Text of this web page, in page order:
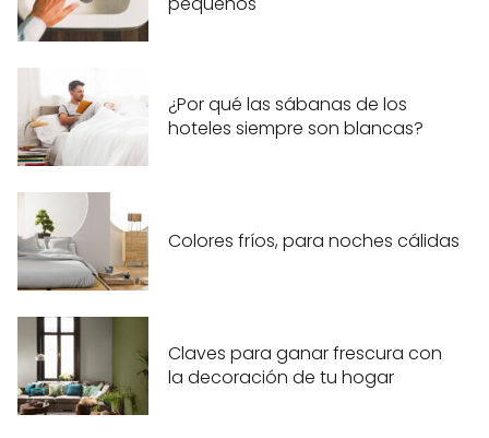
¿Por qué las sábanas de los
hoteles siempre son blancas?
Colores fríos, para noches cálidas
Claves para ganar frescura con
la decoración de tu hogar